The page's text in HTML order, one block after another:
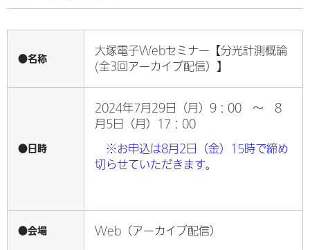
●名称
大塚電子Webセミナー【分光計測概論
(全3回アーカイブ配信）】
●日時
2024年7月29日（月）9：00 ～ 8
月5日（月）17：00
※お申込は8月2日（金）15時で締め
切らせていただきます。
●会場 Web（アーカイブ配信）